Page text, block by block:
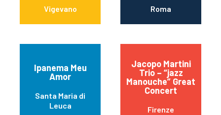
Vigevano Roma
Ipanema Meu
Amor
Santa Maria di
Leuca
Jacopo Martini
Trio – “jazz
Manouche” Great
Concert
Firenze